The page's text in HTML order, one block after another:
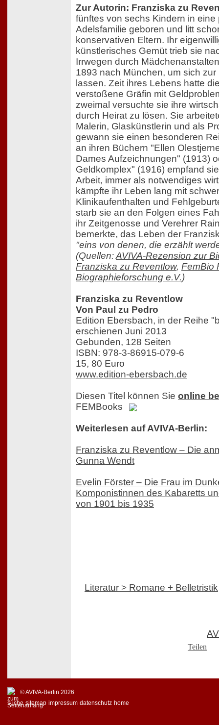
Zur Autorin: Franziska zu
fünftes von sechs Kindern in eine
Adelsfamilie geboren und litt
konservativen Eltern. Ihr
künstlerisches Gemüt trieb sie
Irrwegen durch
1893 nach München, um sich
lassen. Zeit ihres Lebens hatte
verstoßene Gräfin mit
zweimal versuchte sie ihre
durch Heirat zu lösen. Sie
Malerin, Glaskünstlerin und als
gewann sie einen besonderen
an ihren Büchern "Ellen
Dames Aufzeichnungen" (1913)
Geldkomplex" (1916) empfand
Arbeit, immer als notwendiges
kämpfte ihr Leben lang mit
Klinikaufenthalten und
starb sie an den Folgen eines
ihr Zeitgenosse und Verehrer
bemerkte, das Leben der
"eins von denen, die erzählt
(Quellen:AVIVA-Rezension zur
Franziska zu Reventlow, FemBio
Biographieforschung e.V.)
Franziska zu Reventlow
Von Paul zu Pedro
Edition Ebersbach, in der Reihe
erschienen Juni 2013
Gebunden, 128 Seiten
ISBN: 978-3-86915-079-6
15, 80 Euro
www.edition-ebersbach.de
Diesen Titel können Sie online
FEMBooks
Weiterlesen auf AVIVA-Berlin:
Franziska zu Reventlow – Die
Gunna Wendt
Evelin Förster – Die Frau im
Komponistinnen des Kabaretts
von 1901 bis 1935
Literatur > Romane + Belletristik
Teilen
© AVIVA-Berlin 2026
suche sitemap impressum datenschutz home